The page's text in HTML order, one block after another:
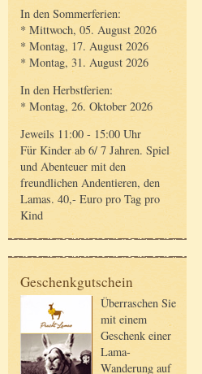
In den Sommerferien:
* Mittwoch, 05. August 2026
* Montag, 17. August 2026
* Montag, 31. August 2026
In den Herbstferien:
* Montag, 26. Oktober 2026
Jeweils 11:00 - 15:00 Uhr
Für Kinder ab 6/ 7 Jahren. Spiel
und Abenteuer mit den
freundlichen Andentieren, den
Lamas. 40,- Euro pro Tag pro
Kind
Geschenkgutschein
Überraschen Sie
mit einem
Geschenk einer
Lama-
Wanderung auf